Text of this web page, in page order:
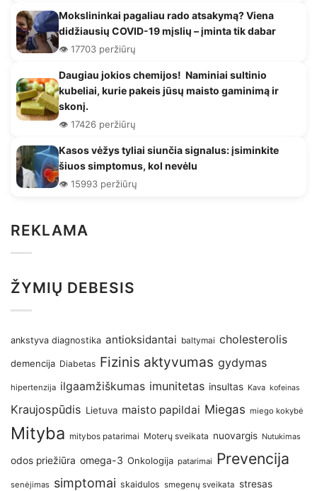
Mokslininkai pagaliau rado atsakymą? Viena
didžiausių COVID-19 mįslių – įminta tik dabar
👁️ 17703 peržiūrų
Daugiau jokios chemijos! Naminiai sultinio
kubeliai, kurie pakeis jūsų maisto gaminimą ir
skonį.
👁️ 17426 peržiūrų
Kasos vėžys tyliai siunčia signalus: įsiminkite
šiuos simptomus, kol nevėlu
👁️ 15993 peržiūrų
REKLAMA
ŽYMIŲ DEBESIS
ankstyva diagnostika antioksidantai baltymai cholesterolis
demencija Diabetas Fizinis aktyvumas gydymas
hipertenzija ilgaamžiškumas imunitetas insultas Kava kofeinas
Kraujospūdis Lietuva maisto papildai Miegas miego kokybė
Mityba mitybos patarimai Moterų sveikata nuovargis Nutukimas
odos priežiūra omega-3 Onkologija patarimai Prevencija
senėjimas simptomai skaidulos smegenų sveikata stresas